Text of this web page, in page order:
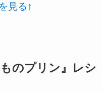
見る↑
のプリン』レシ